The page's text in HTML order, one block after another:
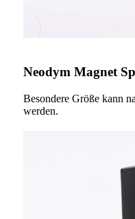
Neodym Magnet
Besondere Größe kann
werden.